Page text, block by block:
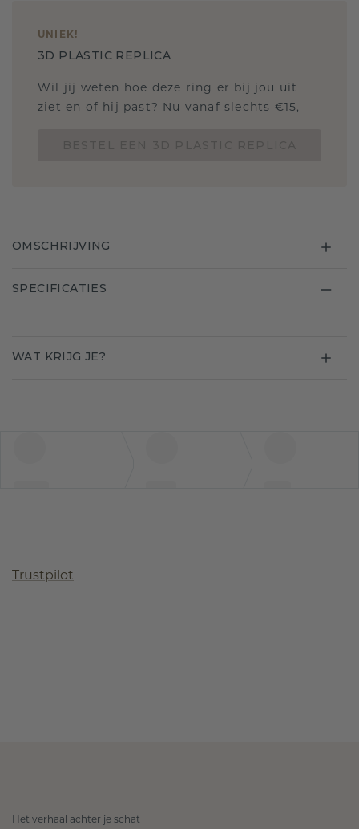
UNIEK!
3D PLASTIC REPLICA
Wil jij weten hoe deze ring er bij jou uit
ziet en of hij past? Nu vanaf slechts €15,-
OMSCHRIJVING
SPECIFICATIES
WAT KRIJG JE?
Trustpilot
Het verhaal achter je schat